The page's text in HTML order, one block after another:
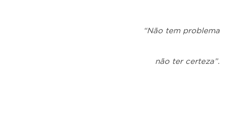
“Não tem problema
não ter certeza”.